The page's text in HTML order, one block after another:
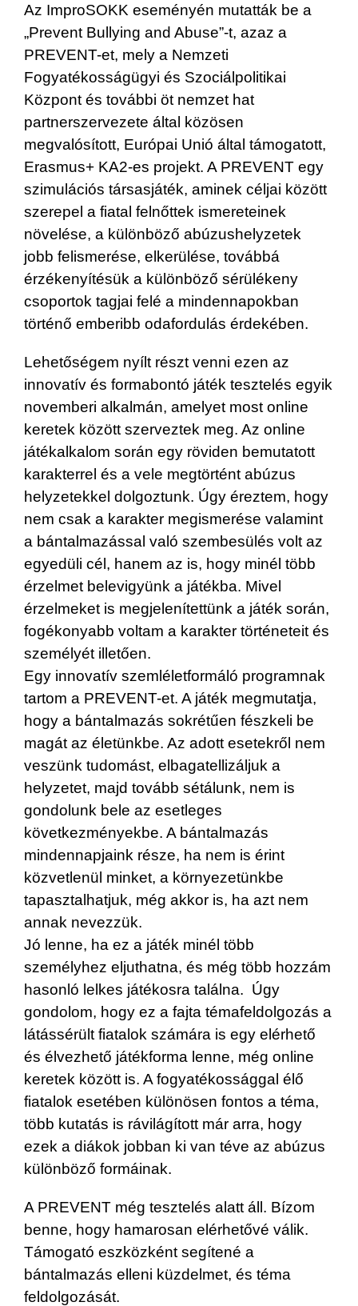
Az ImproSOKK eseményén mutatták be a
„Prevent Bullying and Abuse”-t, azaz a
PREVENT-et, mely a Nemzeti
Fogyatékosságügyi és Szociálpolitikai
Központ és további öt nemzet hat
partnerszervezete által közösen
megvalósított, Európai Unió által támogatott,
Erasmus+ KA2-es projekt. A PREVENT egy
szimulációs társasjáték, aminek céljai között
szerepel a fiatal felnőttek ismereteinek
növelése, a különböző abúzushelyzetek
jobb felismerése, elkerülése, továbbá
érzékenyítésük a különböző sérülékeny
csoportok tagjai felé a mindennapokban
történő emberibb odafordulás érdekében.
Lehetőségem nyílt részt venni ezen az
innovatív és formabontó játék tesztelés egyik
novemberi alkalmán, amelyet most online
keretek között szerveztek meg. Az online
játékalkalom során egy röviden bemutatott
karakterrel és a vele megtörtént abúzus
helyzetekkel dolgoztunk. Úgy éreztem, hogy
nem csak a karakter megismerése valamint
a bántalmazással való szembesülés volt az
egyedüli cél, hanem az is, hogy minél több
érzelmet belevigyünk a játékba. Mivel
érzelmeket is megjelenítettünk a játék során,
fogékonyabb voltam a karakter történeteit és
személyét illetően.
Egy innovatív szemléletformáló programnak
tartom a PREVENT-et. A játék megmutatja,
hogy a bántalmazás sokrétűen fészkeli be
magát az életünkbe. Az adott esetekről nem
veszünk tudomást, elbagatellizáljuk a
helyzetet, majd tovább sétálunk, nem is
gondolunk bele az esetleges
következményekbe. A bántalmazás
mindennapjaink része, ha nem is érint
közvetlenül minket, a környezetünkbe
tapasztalhatjuk, még akkor is, ha azt nem
annak nevezzük.
Jó lenne, ha ez a játék minél több
személyhez eljuthatna, és még több hozzám
hasonló lelkes játékosra találna. Úgy
gondolom, hogy ez a fajta témafeldolgozás a
látássérült fiatalok számára is egy elérhető
és élvezhető játékforma lenne, még online
keretek között is. A fogyatékossággal élő
fiatalok esetében különösen fontos a téma,
több kutatás is rávilágított már arra, hogy
ezek a diákok jobban ki van téve az abúzus
különböző formáinak.
A PREVENT még tesztelés alatt áll. Bízom
benne, hogy hamarosan elérhetővé válik.
Támogató eszközként segítené a
bántalmazás elleni küzdelmet, és téma
feldolgozását.